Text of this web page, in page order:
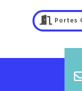
Portes